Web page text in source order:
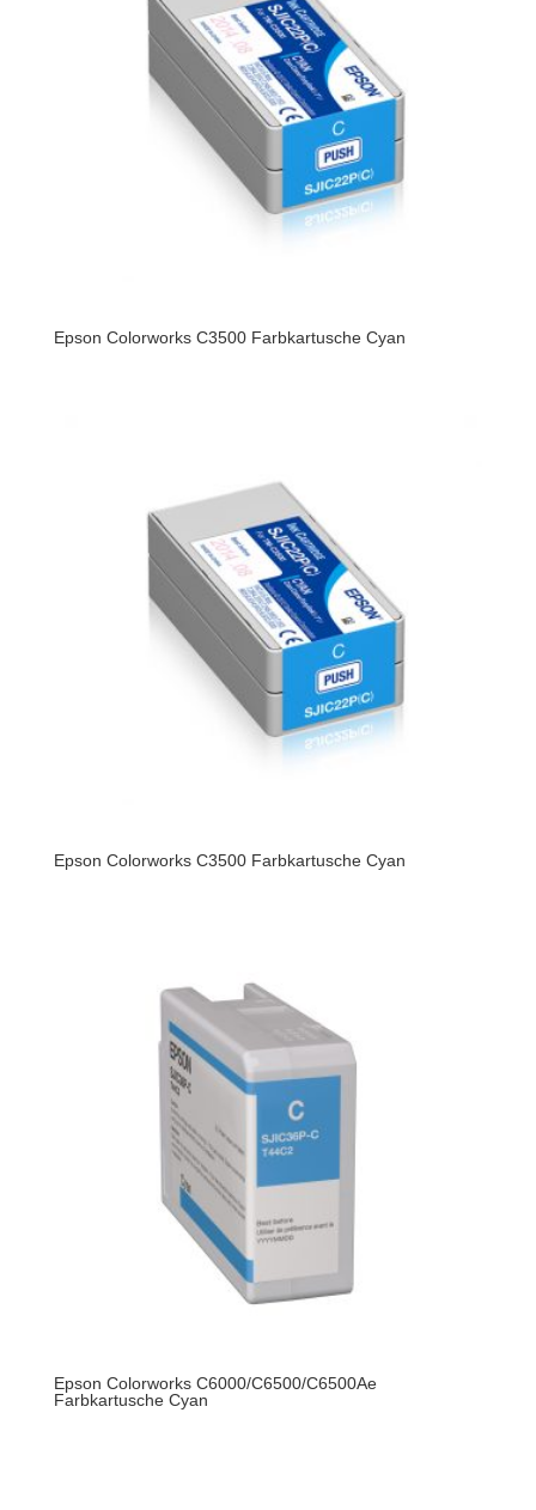
Epson Colorworks C3500 Farbkartusche Cyan
Epson Colorworks C3500 Farbkartusche Cyan
Epson Colorworks C6000/C6500/C6500Ae
Farbkartusche Cyan